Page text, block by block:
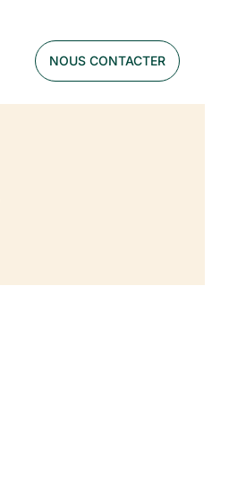
NOUS CONTACTER